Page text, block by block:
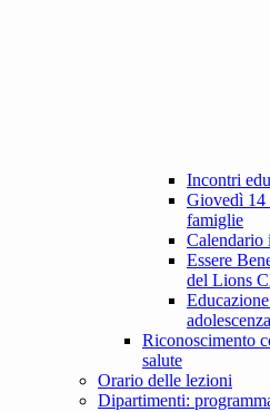
Incontri
Giovedì 14
famiglie
Calendario
Essere
del Lions
adolescenza
Riconoscimento
salute
Orario delle lezioni
Dipartimenti: